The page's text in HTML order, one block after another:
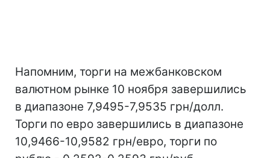
Напомним, торги на межбанковском
валютном рынке 10 ноября завершились
в диапазоне 7,9495-7,9535 грн/долл.
Торги по евро завершились в диапазоне
10,9466-10,9582 грн/евро, торги по